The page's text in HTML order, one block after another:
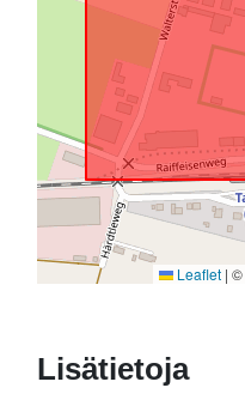
Leaflet | ©
Lisätietoja